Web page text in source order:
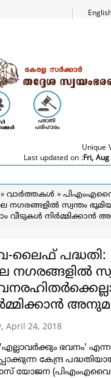
Unique
Last updated on :Fri,
വാര്‍ത്തകള്‍
നഗരങ്ങളില്‍ സ്വന്തം
വീടുകള്‍ നിര്‍മ്മിക്കാന്‍
ലൈഫ് പദ്ധതി:
നഗരങ്ങളില്‍
April 24, 2018
ഭവനം' എന്ന
കേന്ദ്ര
യോജന